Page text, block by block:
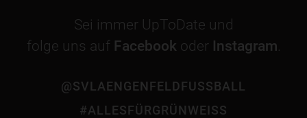
Sei immer UpToDate und
folge uns auf Facebook oder Instagram.
@SVLAENGENFELDFUSSBALL
#ALLESFÜRGRÜNWEISS